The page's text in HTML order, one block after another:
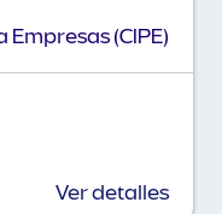
(CIPE)
Ver detalles